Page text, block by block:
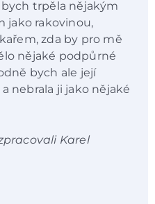
bych trpěla nějakým
jako rakovinou,
zda by pro mě
nějaké podpůrné
bych ale její
nebrala ji jako nějaké
Karel